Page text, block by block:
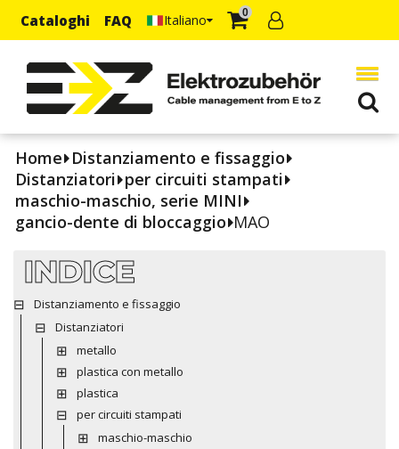
Cataloghi FAQ Italiano 0
Home Distanziamento e fissaggio
Distanziatori per circuiti stampati
maschio-maschio, serie MINI
gancio-dente di bloccaggio MAO
INDICE
Distanziamento e fissaggio
Distanziatori
metallo
plastica con metallo
plastica
per circuiti stampati
maschio-maschio